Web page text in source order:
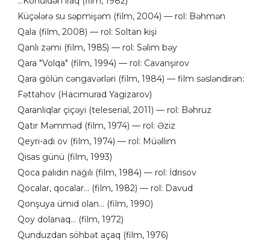
Küçələrə su səpmişəm (film, 2004) — rol: Bəhmən
Qala (film, 2008) — rol: Soltan kişi
Qanlı zəmi (film, 1985) — rol: Səlim bəy
Qara "Volqa" (film, 1994) — rol: Cavanşirov
Qara gölün cəngavərləri (film, 1984) — film səsləndirən:
Fəttahov (Hacımurad Yagizarov)
Qaranlıqlar çiçəyi (teleserial, 2011) — rol: Bəhruz
Qatır Məmməd (film, 1974) — rol: Əziz
Qeyri-adi ov (film, 1974) — rol: Müəllim
Qisas günü (film, 1993)
Qoca palıdın nağılı (film, 1984) — rol: İdrisov
Qocalar, qocalar... (film, 1982) — rol: Davud
Qonşuya ümid olan... (film, 1990)
Qoy dolanaq... (film, 1972)
Qunduzdan söhbət açaq (film, 1976)